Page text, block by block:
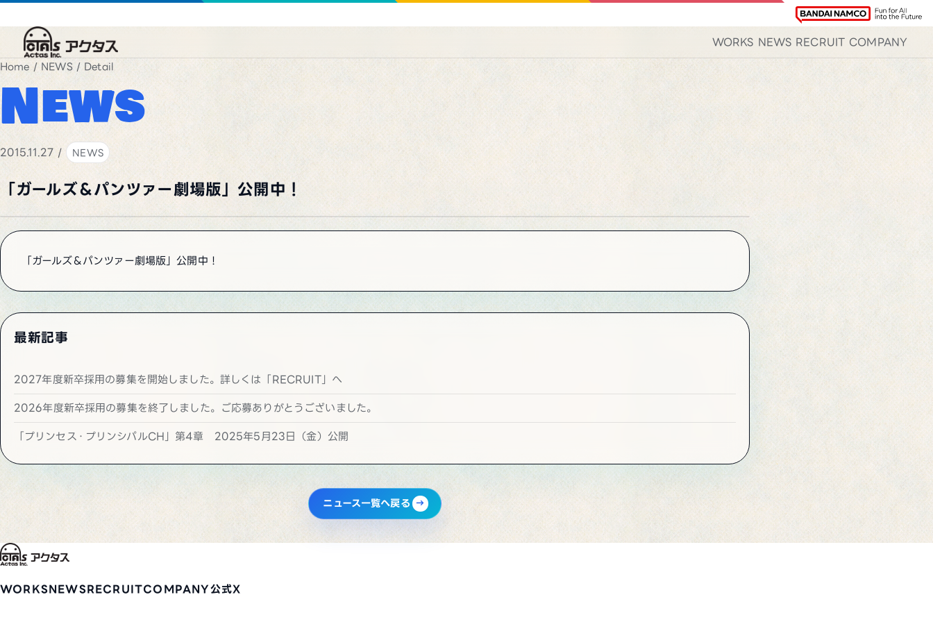
WORKS NEWS RECRUIT COMPANY
Home / NEWS/ Detail
News
2015.11.27 / NEWS
「ガールズ＆パンツァー劇場版」公開中！
「ガールズ＆パンツァー劇場版」公開中！
最新記事
2027年度新卒採用の募集を開始しました。詳しくは「RECRUIT」へ
2026年度新卒採用の募集を終了しました。ご応募ありがとうございました。
「プリンセス・プリンシパルCH」第4章 2025年5月23日（金）公開
ニュース一覧へ戻る
WORKSNEWSRECRUITCOMPANY公式X